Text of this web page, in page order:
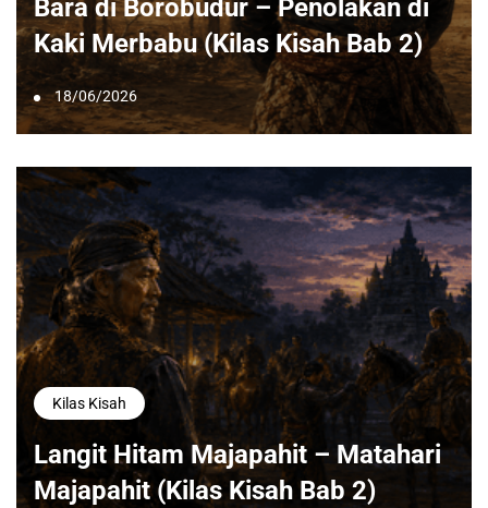
Bara di Borobudur – Penolakan di
Kaki Merbabu (Kilas Kisah Bab 2)
18/06/2026
Kilas Kisah
Langit Hitam Majapahit – Matahari
Majapahit (Kilas Kisah Bab 2)